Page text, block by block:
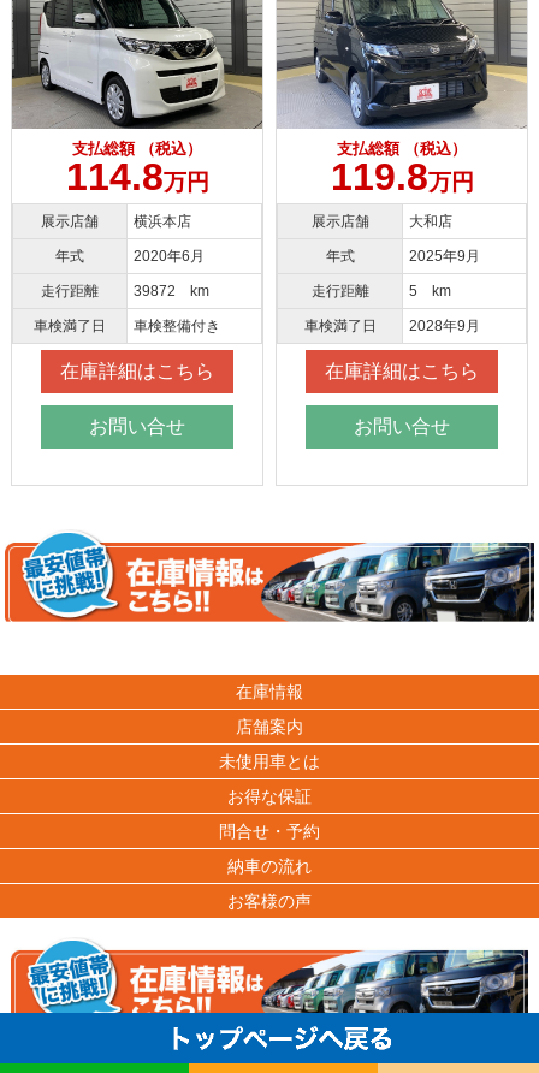
支払総額 （税込）
114.8万円
展示店舗 横浜本店
年式 2020年6月
走行距離 39872 km
車検満了日 車検整備付き
在庫詳細はこちら
お問い合せ
支払総額 （税込）
119.8万円
展示店舗 大和店
年式 2025年9月
走行距離 5 km
車検満了日 2028年9月
在庫詳細はこちら
お問い合せ
在庫情報
店舗案内
未使用車とは
お得な保証
問合せ・予約
納車の流れ
お客様の声